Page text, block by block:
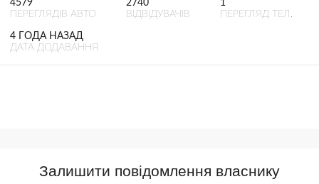
4579
ПЕРЕГЛЯДІВ АВТО
2740
ВІДВІДУВАЧІВ
1
ПЕРЕГЛЯД ТЕЛ.
4 ГОДА НАЗАД
ДАТА ДОДАВАННЯ
Залишити повідомлення власнику